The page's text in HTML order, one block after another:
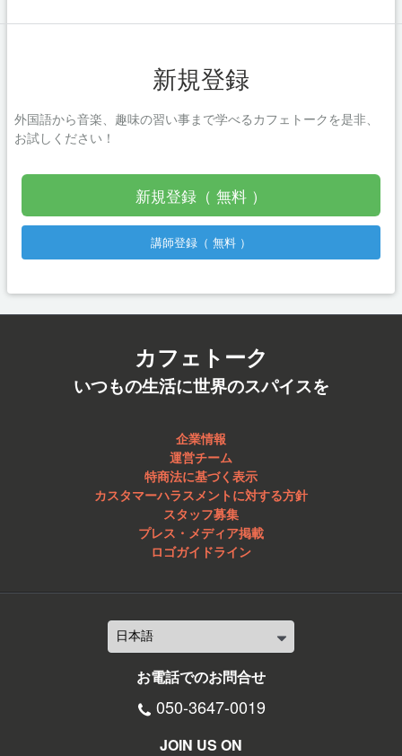
新規登録
外国語から音楽、趣味の習い事まで学べるカフェトークを是非、
お試しください！
新規登録（ 無料 ）
講師登録（ 無料 ）
カフェトーク
いつもの生活に世界のスパイスを
企業情報
運営チーム
特商法に基づく表示
カスタマーハラスメントに対する方針
スタッフ募集
プレス・メディア掲載
ロゴガイドライン
お電話でのお問合せ
050-3647-0019
JOIN US ON